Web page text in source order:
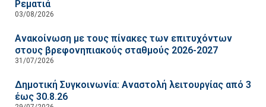
Ρεματιά
03/08/2026
Ανακοίνωση με τους πίνακες των επιτυχόντων
στους βρεφονηπιακούς σταθμούς 2026-2027
31/07/2026
Δημοτική Συγκοινωνία: Αναστολή λειτουργίας από 3
έως 30.8.26